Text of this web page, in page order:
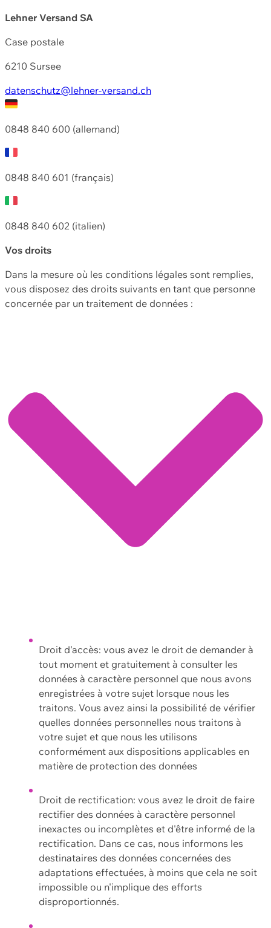
Lehner Versand SA
Case postale
6210 Sursee
datenschutz@lehner-versand.ch
0848 840 600 (allemand)
0848 840 601 (français)
0848 840 602 (italien)
Vos droits
Dans la mesure où les conditions légales sont remplies,
vous disposez des droits suivants en tant que personne
concernée par un traitement de données :
Droit d'accès: vous avez le droit de demander à
tout moment et gratuitement à consulter les
données à caractère personnel que nous avons
enregistrées à votre sujet lorsque nous les
traitons. Vous avez ainsi la possibilité de vérifier
quelles données personnelles nous traitons à
votre sujet et que nous les utilisons
conformément aux dispositions applicables en
matière de protection des données
Droit de rectification: vous avez le droit de faire
rectifier des données à caractère personnel
inexactes ou incomplètes et d'être informé de la
rectification. Dans ce cas, nous informons les
destinataires des données concernées des
adaptations effectuées, à moins que cela ne soit
impossible ou n'implique des efforts
disproportionnés.